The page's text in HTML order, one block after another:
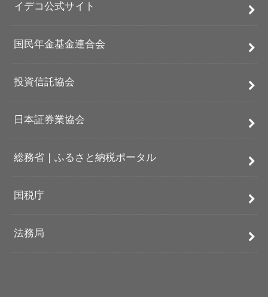
イデコ公式サイト
国民年金基金連合会
投資信託協会
日本証券業協会
総務省｜ふるさと納税ポータル
国税庁
法務局